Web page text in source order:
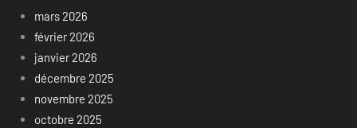
mars 2026
février 2026
janvier 2026
décembre 2025
novembre 2025
octobre 2025